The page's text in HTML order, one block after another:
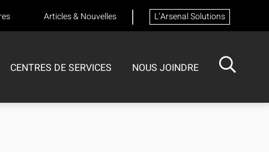
Articles & Nouvelles L’Arsenal Solutions
CENTRES DE SERVICES NOUS JOINDRE